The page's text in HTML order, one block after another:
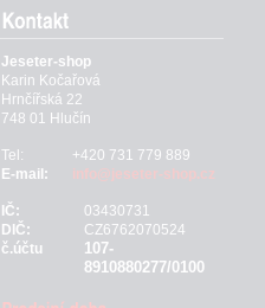
Jeseter-shop
Karin Kočařová
Hrnčířská 22
748 01 Hlučín
Tel:
+420 731 779 889
E-mail:
info@jeseter-shop.cz
IČ:
03430731
DIČ:
CZ6762070524
č.účtu
107-
8910880277/0100